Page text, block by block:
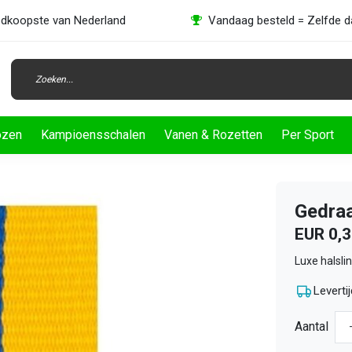
van Nederland Vandaag besteld = Zelfde
Kampioensschalen Vanen & Rozetten Per Sport
EUR
Luxe
Aantal -